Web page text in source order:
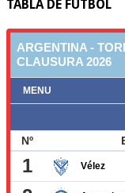
TABLA DE FUTBOL